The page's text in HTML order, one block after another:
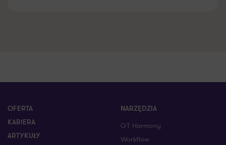
OFERTA
KARIERA
ARTYKUŁY
NARZĘDZIA
GT Harmony
Workflow